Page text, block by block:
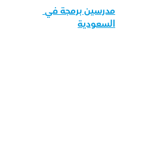
مدرسين برمجة في
السعودية